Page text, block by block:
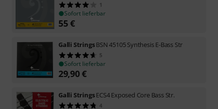
1
Sofort lieferbar
55€
Galli StringsBSN 45105 Synthesis E-Bass Str
5
Sofort lieferbar
29,90€
Galli StringsECS4 Exposed Core Bass Str.
4